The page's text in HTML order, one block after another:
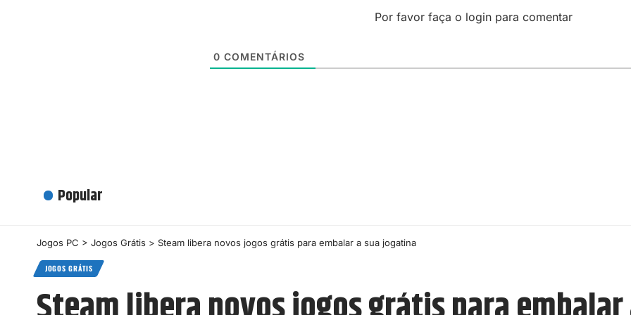
Por favor faça o login para comentar
0 COMENTÁRIOS
Popular
Jogos PC > Jogos Grátis > Steam libera novos jogos grátis para embalar a sua jogatina
JOGOS GRÁTIS